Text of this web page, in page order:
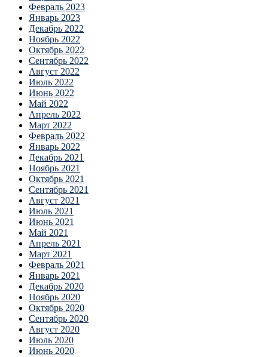
Февраль 2023
Январь 2023
Декабрь 2022
Ноябрь 2022
Октябрь 2022
Сентябрь 2022
Август 2022
Июль 2022
Июнь 2022
Май 2022
Апрель 2022
Март 2022
Февраль 2022
Январь 2022
Декабрь 2021
Ноябрь 2021
Октябрь 2021
Сентябрь 2021
Август 2021
Июль 2021
Июнь 2021
Май 2021
Апрель 2021
Март 2021
Февраль 2021
Январь 2021
Декабрь 2020
Ноябрь 2020
Октябрь 2020
Сентябрь 2020
Август 2020
Июль 2020
Июнь 2020